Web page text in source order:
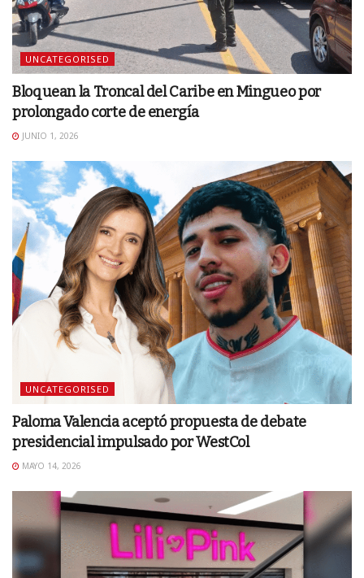
UNCATEGORISED
Bloquean la Troncal del Caribe en Mingueo por
prolongado corte de energía
JUNIO 1, 2026
UNCATEGORISED
Paloma Valencia aceptó propuesta de debate
presidencial impulsado por WestCol
MAYO 14, 2026